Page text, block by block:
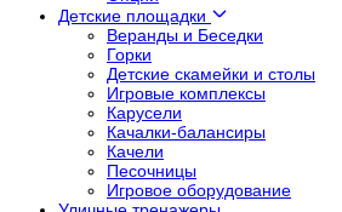
Детские площадки
Веранды и Беседки
Горки
Детские скамейки и столы
Игровые комплексы
Карусели
Качалки-балансиры
Качели
Песочницы
Игровое оборудование